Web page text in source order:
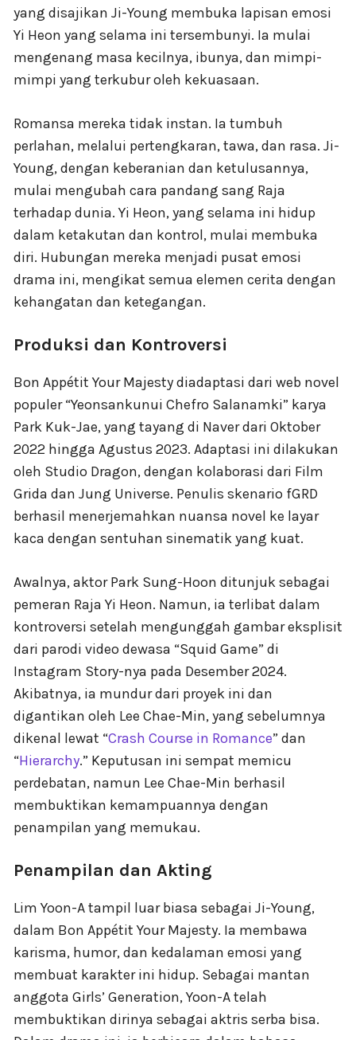
yang disajikan Ji-Young membuka lapisan emosi
Yi Heon yang selama ini tersembunyi. Ia mulai
mengenang masa kecilnya, ibunya, dan mimpi-
mimpi yang terkubur oleh kekuasaan.
Romansa mereka tidak instan. Ia tumbuh
perlahan, melalui pertengkaran, tawa, dan rasa. Ji-
Young, dengan keberanian dan ketulusannya,
mulai mengubah cara pandang sang Raja
terhadap dunia. Yi Heon, yang selama ini hidup
dalam ketakutan dan kontrol, mulai membuka
diri. Hubungan mereka menjadi pusat emosi
drama ini, mengikat semua elemen cerita dengan
kehangatan dan ketegangan.
Produksi dan Kontroversi
Bon Appétit Your Majesty diadaptasi dari web novel
populer “Yeonsankunui Chefro Salanamki” karya
Park Kuk-Jae, yang tayang di Naver dari Oktober
2022 hingga Agustus 2023. Adaptasi ini dilakukan
oleh Studio Dragon, dengan kolaborasi dari Film
Grida dan Jung Universe. Penulis skenario fGRD
berhasil menerjemahkan nuansa novel ke layar
kaca dengan sentuhan sinematik yang kuat.
Awalnya, aktor Park Sung-Hoon ditunjuk sebagai
pemeran Raja Yi Heon. Namun, ia terlibat dalam
kontroversi setelah mengunggah gambar eksplisit
dari parodi video dewasa “Squid Game” di
Instagram Story-nya pada Desember 2024.
Akibatnya, ia mundur dari proyek ini dan
digantikan oleh Lee Chae-Min, yang sebelumnya
dikenal lewat “Crash Course in Romance” dan
“Hierarchy.” Keputusan ini sempat memicu
perdebatan, namun Lee Chae-Min berhasil
membuktikan kemampuannya dengan
penampilan yang memukau.
Penampilan dan Akting
Lim Yoon-A tampil luar biasa sebagai Ji-Young,
dalam Bon Appétit Your Majesty. Ia membawa
karisma, humor, dan kedalaman emosi yang
membuat karakter ini hidup. Sebagai mantan
anggota Girls’ Generation, Yoon-A telah
membuktikan dirinya sebagai aktris serba bisa.